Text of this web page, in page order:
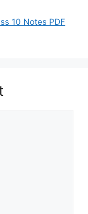
10 Notes PDF